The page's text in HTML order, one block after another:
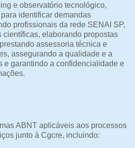
e observatório tecnológico,
identificar demandas
profissionais da rede SENAI SP,
elaborando propostas
assessoria técnica e
assegurando a qualidade e a
e garantindo a confidencialidade e
ABNT aplicáveis aos processos
junto à Cgcre, incluindo: